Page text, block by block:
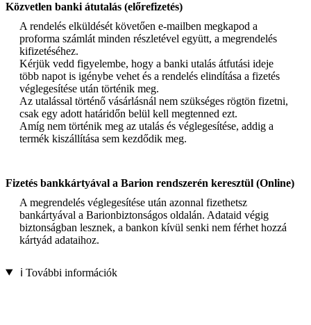
Közvetlen banki átutalás (előrefizetés)
A rendelés elküldését követően e-mailben megkapod a
proforma számlát minden részletével együtt, a megrendelés
kifizetéséhez.
Kérjük vedd figyelembe, hogy a banki utalás átfutási ideje
több napot is igénybe vehet és a rendelés elindítása a fizetés
véglegesítése után történik meg.
Az utalással történő vásárlásnál nem szükséges rögtön fizetni,
csak egy adott határidőn belül kell megtenned ezt.
Amíg nem történik meg az utalás és véglegesítése, addig a
termék kiszállítása sem kezdődik meg.
Fizetés bankkártyával a Barion rendszerén keresztül (Online)
A megrendelés véglegesítése után azonnal fizethetsz
bankártyával a Barionbiztonságos oldalán. Adataid végig
biztonságban lesznek, a bankon kívül senki nem férhet hozzá
kártyád adataihoz.
ℹ️ További információk